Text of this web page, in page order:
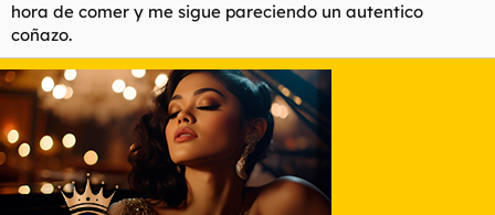
hora de comer y me sigue pareciendo un autentico
coñazo.